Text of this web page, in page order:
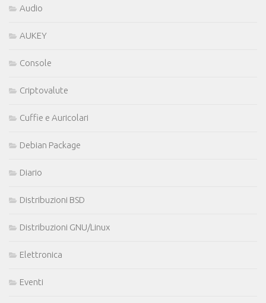
Audio
AUKEY
Console
Criptovalute
Cuffie e Auricolari
Debian Package
Diario
Distribuzioni BSD
Distribuzioni GNU/Linux
Elettronica
Eventi